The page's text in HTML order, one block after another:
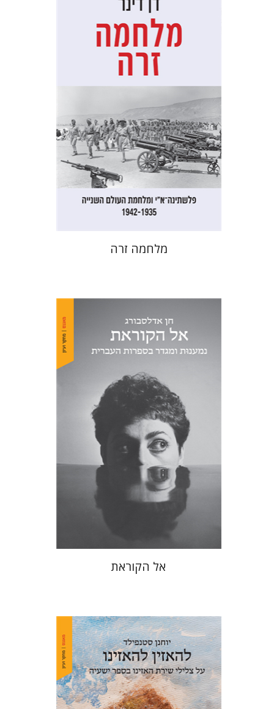
דן דינר
שאול מרמרי
הנחת אתר ספר מודפס
$35
מלחמה זרה
חן אדלסבורג
הנחת אתר ספר מודפס
אל הקוראת
יוחנן סטנפילד